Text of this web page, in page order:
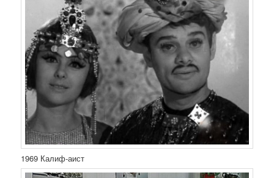
1969 Калиф-аист